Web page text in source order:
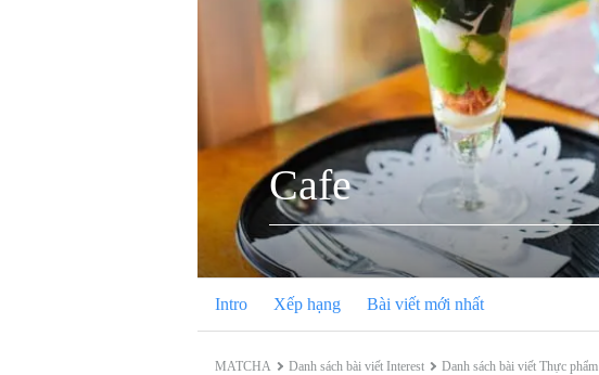
Cafe
Intro Xếp hạng Bài viết mới nhất
MATCHA Danh sách bài viết Interest Danh sách bài viết Thực phẩm